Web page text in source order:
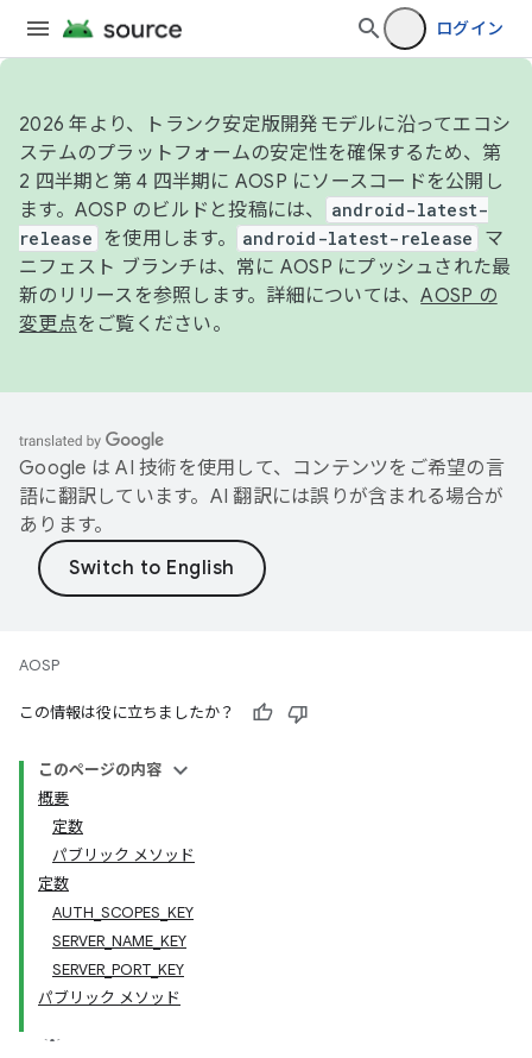
ログイン
2026 年より、トランク安定版開発モデルに沿ってエコシ
ステムのプラットフォームの安定性を確保するため、第
2 四半期と第 4 四半期に AOSP にソースコードを公開し
ます。AOSP のビルドと投稿には、
android-latest-
release
を使用します。 android-latest-release
マ
ニフェスト ブランチは、常に AOSP にプッシュされた最
新のリリースを参照します。詳細については、AOSP の
変更点をご覧ください。
Google は AI 技術を使用して、コンテンツをご希望の言
語に翻訳しています。AI 翻訳には誤りが含まれる場合が
あります。
AOSP
この情報は役に立ちましたか？
このページの内容
概要
定数
パブリック メソッド
定数
AUTH_SCOPES_KEY
SERVER_NAME_KEY
SERVER_PORT_KEY
パブリック メソッド